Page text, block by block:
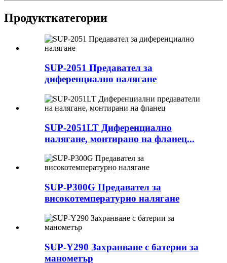
Продукткатегории
SUP-2051 Предавател за
диференциално налягане
SUP-2051LT Диференциално
налягане, монтирано на фланец...
SUP-P300G Предавател за
високотемпературно налягане
SUP-Y290 Захранване с батерии за
манометър